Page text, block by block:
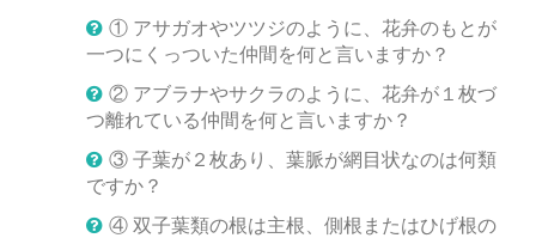
① アサガオやツツジのように、花弁のもとが
一つにくっついた仲間を何と言いますか？
② アブラナやサクラのように、花弁が１枚づ
つ離れている仲間を何と言いますか？
③ 子葉が２枚あり、葉脈が網目状なのは何類
ですか？
④ 双子葉類の根は主根、側根またはひげ根の